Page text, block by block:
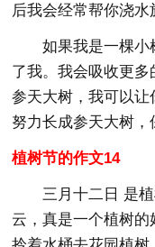
后我会经常帮你浇水
如果我是一棵小
了我。我会吸收更
参天大树，我可以
努力长成参天大树，
植树节的作文14
三月十二日 是
云，真是一个植树的